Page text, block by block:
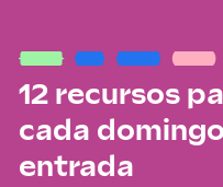
12 recursos
cada
entrada